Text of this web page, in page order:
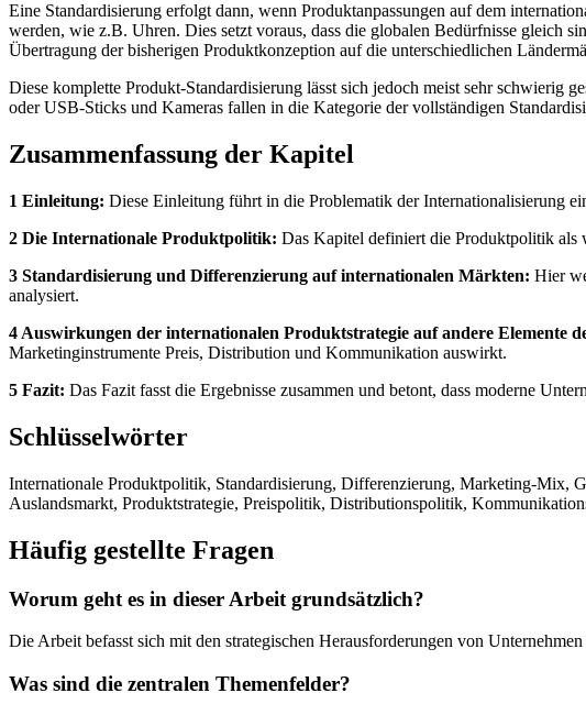
Eine Standardisierung erfolgt dann, wenn Produktanpassungen auf dem
werden, wie z.B. Uhren. Dies setzt voraus, dass die globalen Bedürfnisse gleich
Übertragung der bisherigen Produktkonzeption auf die unterschiedlichen
Diese komplette Produkt-Standardisierung lässt sich jedoch meist sehr schwierig
oder USB-Sticks und Kameras fallen in die Kategorie der vollständigen
Zusammenfassung der Kapitel
1 Einleitung: Diese Einleitung führt in die Problematik der Internationalisierung
2 Die Internationale Produktpolitik: Das Kapitel definiert die Produktpolitik als
3 Standardisierung und Differenzierung auf internationalen Märkten: Hier
analysiert.
4 Auswirkungen der internationalen Produktstrategie auf andere Elemente
Marketinginstrumente Preis, Distribution und Kommunikation auswirkt.
5 Fazit: Das Fazit fasst die Ergebnisse zusammen und betont, dass moderne
Schlüsselwörter
Internationale Produktpolitik, Standardisierung, Differenzierung, Marketing-Mix,
Auslandsmarkt, Produktstrategie, Preispolitik, Distributionspolitik,
Häufig gestellte Fragen
Worum geht es in dieser Arbeit grundsätzlich?
Die Arbeit befasst sich mit den strategischen Herausforderungen von
Was sind die zentralen Themenfelder?